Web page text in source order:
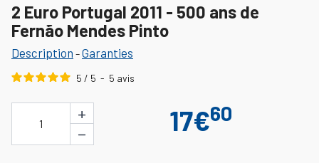
2 Euro Portugal 2011 - 500 ans de
Fernão Mendes Pinto
Description -Garanties
5 / 5 - 5 avis
1
+
−
17€60